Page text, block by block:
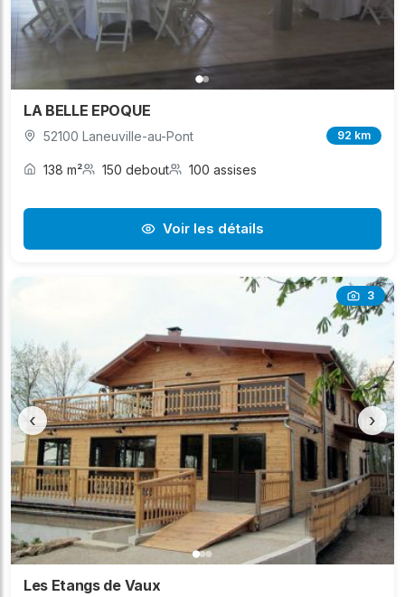
LA BELLE EPOQUE
52100 Laneuville-au-Pont 92 km
138 m² 150 debout 100 assises
Voir les détails
3
‹ ›
Les Etangs de Vaux